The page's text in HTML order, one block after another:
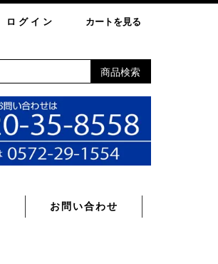
ログイン カートを見る
商品検索
お問い合わせ